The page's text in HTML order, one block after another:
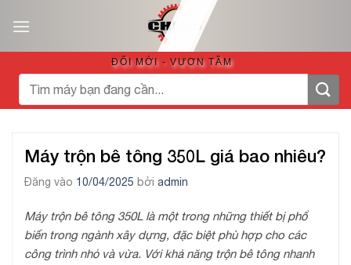
qua
ĐỔI MỚI - VƯƠN TẦM
Tìm
kiếm:
Máy trộn bê tông 350L giá bao nhiêu?
Đăng vào 10/04/2025 bởi admin
Máy trộn bê tông 350L là một trong những thiết bị phổ
biến trong ngành xây dựng, đặc biệt phù hợp cho các
công trình nhỏ và vừa. Với khả năng trộn bê tông nhanh